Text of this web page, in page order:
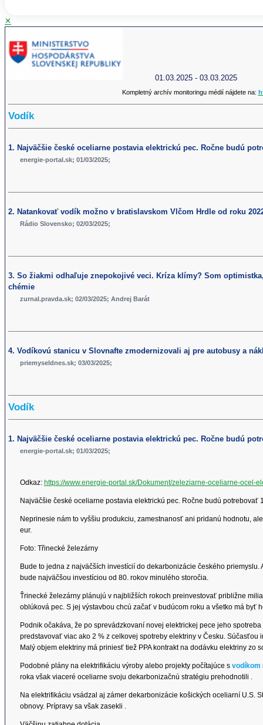
✕
01.03.2025 - 03.03.2025
Kompletný archív monitoringu médií nájdete na:
Vodík
1. Najväčšie české oceliarne postavia elektrickú pec. Ročne budú
energie-portal.sk; 01/03/2025;
2. Natankovať vodík možno v bratislavskom Vlčom Hrdle od roku
Rádio Slovensko; 02/03/2025;
3. So žiakmi odhaľuje znepokojivé veci. Kríza klímy? Som
chémie
zurnal.pravda.sk; 02/03/2025; Andrej Barát
4. Vodíkovú stanicu v Slovnafte zmodernizovali aj pre autobusy a
priemyseldnes.sk; 03/03/2025;
Vodík
1. Najväčšie české oceliarne postavia elektrickú pec. Ročne budú
energie-portal.sk; 01/03/2025;
Odkaz: https://www.energie-portal.sk/Dokument/zeleziarne-oceliarne-ocel-
Najväčšie české oceliarne postavia elektrickú pec. Ročne budú potrebovať
Neprinesie nám to vyššiu produkciu, zamestnanosť ani pridanú hodnotu,
eur.
Foto: Třinecké železárny
Bude to jedna z najväčších investícií do dekarbonizácie českého
bude najväčšou investíciou od 80. rokov minulého storočia.
Ťrinecké železárny plánujú v najbližších rokoch preinvestovať približne
oblúková pec. S jej výstavbou chcú začať v budúcom roku a všetko má byť
Podnik očakáva, že po sprevádzkovaní novej elektrickej pece jeho
predstavovať viac ako 2 % z celkovej spotreby elektriny v Česku.
Malý objem elektriny má priniesť tiež PPA kontrakt na dodávku elektriny zo
Podobné plány na elektrifikáciu výroby alebo projekty počítajúce s vodíkom
roka však viaceré oceliarne svoju dekarbonizačnú stratégiu prehodnotili .
Na elektrifikáciu vsádzal aj zámer dekarbonizácie košických oceliarní U.S.
obnovy. Prípravy sa však zasekli .